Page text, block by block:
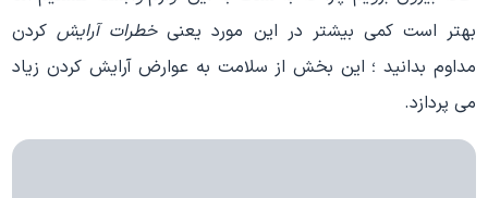
بهتر است کمی بیشتر در این مورد یعنیخطرات آرایشکردن
مداوم بدانید ؛ این بخش از سلامت به عوارض آرایش کردن زیاد
می پردازد.